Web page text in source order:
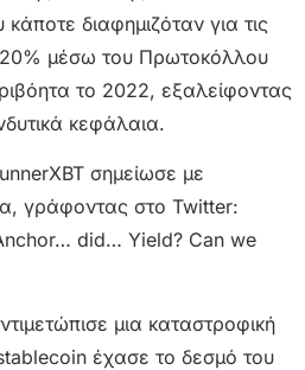
διαφημιζόταν για τις
20% μέσω του Πρωτοκόλλου
το 2022, εξαλείφοντας
κεφάλαια.
σημείωσε με
γράφοντας στο Twitter:
did… Yield? Can we
μια καταστροφική
έχασε το δεσμό του